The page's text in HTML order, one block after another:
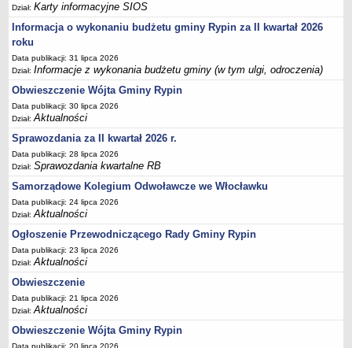
Zaświadczenia
Ewidencja ludności - obowiązek meldunkowy
Rejestry i ewidencje
Dowody osobiste
Udostępnianie informacji publicznej
Ewidencja działalności gospodarczej
Podziały nieruchomości
Ochrona środowiska
Dodatki mieszkaniowe
Świadczenia rodzinne, Fundusz alimentacyjny
Stypendia szkolne
Podatki i opłaty lokalne
Młodociani pracownicy
ePUAP - składanie dokumentów przez internet
Wydanie warunków na zjazd z drogi gminnej
Zezwolenie na usunięcie drzewa
Wniosek o ustalenie warunków zabudowy/o ustalenie lokalizacji
Dział:Karty informacyjne SIOS
Informacja o wykonaniu budżetu gminy Rypin za II kwartał 2026
roku
Data publikacji: 31 lipca 2026
Dział:Informacje z wykonania budżetu gminy (w tym ulgi, odroczenia)
Obwieszczenie Wójta Gminy Rypin
Data publikacji: 30 lipca 2026
Dział:Aktualności
Sprawozdania za II kwartał 2026 r.
Data publikacji: 28 lipca 2026
Dział:Sprawozdania kwartalne RB
Samorządowe Kolegium Odwoławcze we Włocławku
Data publikacji: 24 lipca 2026
Dział:Aktualności
Ogłoszenie Przewodniczącego Rady Gminy Rypin
Data publikacji: 23 lipca 2026
Dział:Aktualności
Obwieszczenie
Data publikacji: 21 lipca 2026
Dział:Aktualności
Obwieszczenie Wójta Gminy Rypin
Data publikacji: 20 lipca 2026